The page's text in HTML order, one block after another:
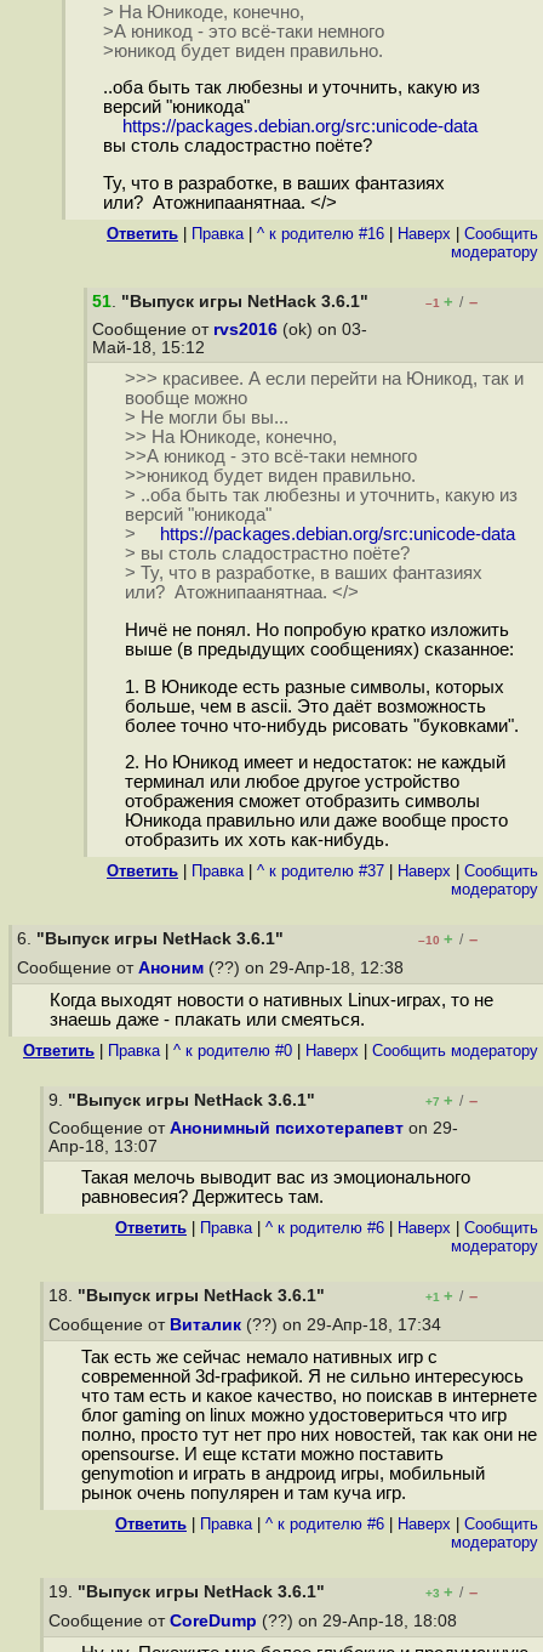
> На Юникоде, конечно,
>А юникод - это всё-таки немного
>юникод будет виден правильно.
..оба быть так любезны и уточнить, какую из
версий "юникода"
https://packages.debian.org/src:unicode-data
вы столь сладострастно поёте?
Ту, что в разработке, в ваших фантазиях
или? Атожнипаанятнаа. </>
Ответить Правка| ^ к родителю #16 Наверх
Cообщить
модератору
51. "Выпуск игры NetHack 3.6.1" –1 + / –
Сообщение от rvs2016 (ok) on 03-
Май-18, 15:12
>>> красивее. А если перейти на Юникод, так и
вообще можно
> Не могли бы вы...
>> На Юникоде, конечно,
>>А юникод - это всё-таки немного
>>юникод будет виден правильно.
> ..оба быть так любезны и уточнить, какую из
версий "юникода"
>
https://packages.debian.org/src:unicode-data
> вы столь сладострастно поёте?
> Ту, что в разработке, в ваших фантазиях
или? Атожнипаанятнаа. </>
Ничё не понял. Но попробую кратко изложить
выше (в предыдущих сообщениях) сказанное:
1. В Юникоде есть разные символы, которых
больше, чем в ascii. Это даёт возможность
более точно что-нибудь рисовать "буковками".
2. Но Юникод имеет и недостаток: не каждый
терминал или любое другое устройство
отображения сможет отобразить символы
Юникода правильно или даже вообще просто
отобразить их хоть как-нибудь.
Ответить Правка| ^ к родителю #37 Наверх
Cообщить
модератору
6. "Выпуск игры NetHack 3.6.1" –10 + / –
Сообщение от Аноним (??) on 29-Апр-18, 12:38
Когда выходят новости о нативных Linux-играх, то не
знаешь даже - плакать или смеяться.
Ответить Правка| ^ к родителю #0 Наверх Cообщить модератору
9. "Выпуск игры NetHack 3.6.1" +7 + / –
Сообщение от Анонимный психотерапевт on 29-
Апр-18, 13:07
Такая мелочь выводит вас из эмоционального
равновесия? Держитесь там.
Ответить Правка| ^ к родителю #6 Наверх
Cообщить
модератору
18. "Выпуск игры NetHack 3.6.1" +1 + / –
Сообщение от Виталик (??) on 29-Апр-18, 17:34
Так есть же сейчас немало нативных игр с
современной 3d-графикой. Я не сильно интересуюсь
что там есть и какое качество, но поискав в интернете
блог gaming on linux можно удостовериться что игр
полно, просто тут нет про них новостей, так как они не
opensourse. И еще кстати можно поставить
genymotion и играть в андроид игры, мобильный
рынок очень популярен и там куча игр.
Ответить Правка| ^ к родителю #6 Наверх
Cообщить
модератору
19. "Выпуск игры NetHack 3.6.1" +3 + / –
Сообщение от CoreDump (??) on 29-Апр-18, 18:08